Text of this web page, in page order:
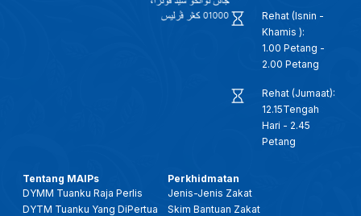
Rehat (Isnin -
Khamis ):
1.00 Petang -
2.00 Petang
Rehat (Jumaat):
12.15Tengah
Hari - 2.45
Petang
Tentang MAIPs
DYMM Tuanku Raja Perlis
DYTM Tuanku Yang DiPertua
Perkhidmatan
Jenis-Jenis Zakat
Skim Bantuan Zakat